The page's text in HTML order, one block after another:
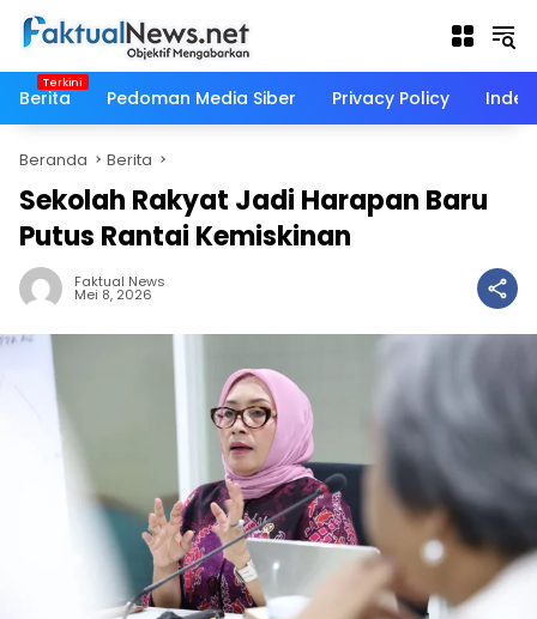
Langsung
Berita
Pedoman Media Siber Privacy Policy
Beranda Berita
Sekolah Rakyat Jadi Harapan Baru
Putus Rantai Kemiskinan
Faktual News
Mei 8, 2026